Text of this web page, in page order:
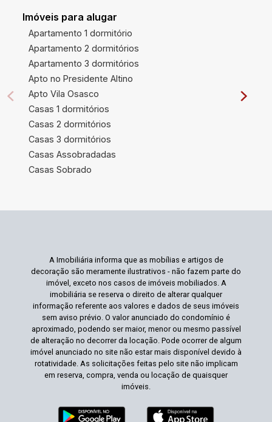
Imóveis para alugar
Apartamento 1 dormitório
Apartamento 2 dormitórios
Apartamento 3 dormitórios
Apto no Presidente Altino
Apto Vila Osasco
Casas 1 dormitórios
Casas 2 dormitórios
Casas 3 dormitórios
Casas Assobradadas
Casas Sobrado
A Imobiliária informa que as mobílias e artigos de
decoração são meramente ilustrativos - não fazem parte do
imóvel, exceto nos casos de imóveis mobiliados. A
imobiliária se reserva o direito de alterar qualquer
informação referente aos valores e dados de seus imóveis
sem aviso prévio. O valor anunciado do condomínio é
aproximado, podendo ser maior, menor ou mesmo passível
de alteração no decorrer da locação. Pode ocorrer de algum
imóvel anunciado no site não estar mais disponível devido à
rotatividade. As solicitações feitas pelo site não implicam
em reserva, compra, venda ou locação de quaisquer
imóveis.